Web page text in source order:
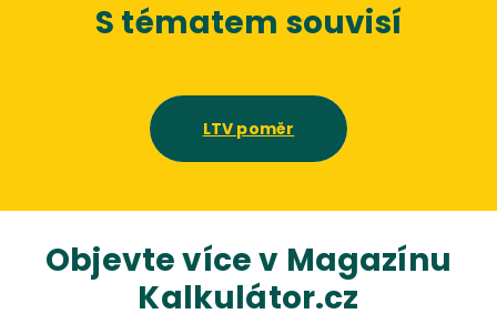
S tématem souvisí
LTV poměr
Objevte více v Magazínu
Kalkulátor.cz